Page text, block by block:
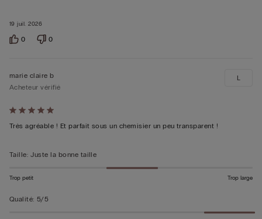
19 juil. 2026
0 0
Évalué
5sur 5
marie claire b
Acheteur vérifié
Très agréable ! Et parfait sous un chemisier un peu transparent !
L
Taille: Juste la bonne taille
Trop petit Trop large
Qualité: 5/5